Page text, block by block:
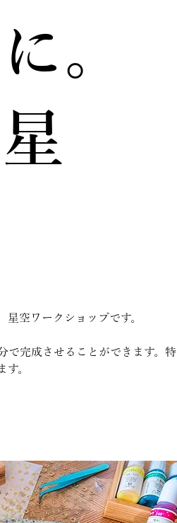
。
空ワークショップです。
で完成させることができます。特
。